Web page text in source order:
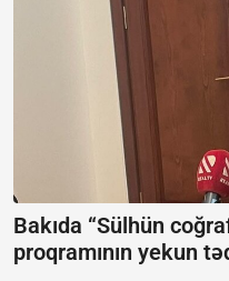
Bakıda “Sülhün
proqramının yekun